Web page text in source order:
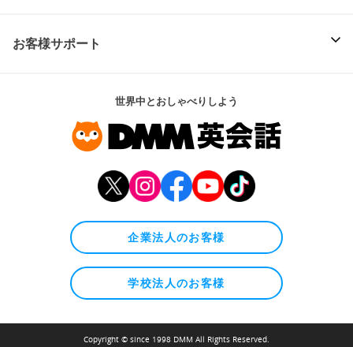
お客様サポート
世界中とおしゃべりしよう
企業法人のお客様
学校法人のお客様
Copyright © since 1998 DMM All Rights Reserved.